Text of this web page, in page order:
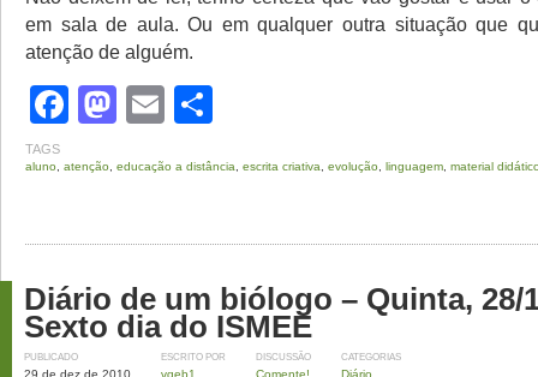
em sala de aula. Ou em qualquer outra situação que
atenção de alguém.
Facebook
Mastodon
Email
TAGS
aluno atenção educação a distância escrita criativa evolução linguagem material
Diário de um biólogo – Quinta, 28/
Sexto dia do ISMEE
PUBLICADO
29 de dez de 2010
ESCRITO POR
vqeb1
DISCUSSÃO
Comente!
CATEGORIAS
Diário